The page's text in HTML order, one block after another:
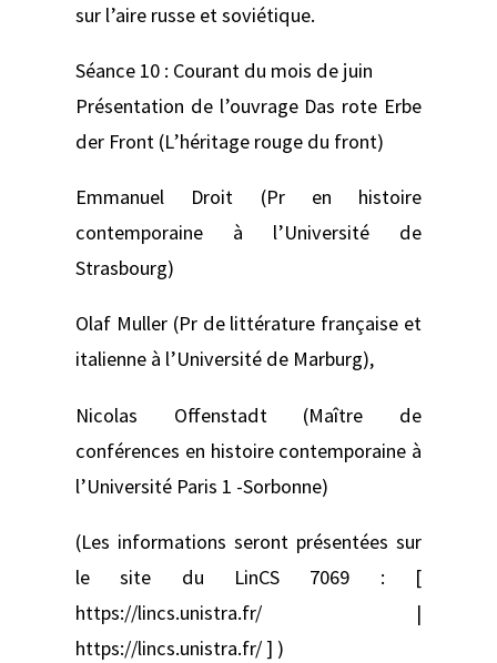
sur l’aire russe et soviétique.
Séance 10 : Courant du mois de juin
Présentation de l’ouvrage Das rote Erbe
der Front (L’héritage rouge du front)
Emmanuel Droit (Pr en histoire
contemporaine à l’Université de
Strasbourg)
Olaf Muller (Pr de littérature française et
italienne à l’Université de Marburg),
Nicolas Offenstadt (Maître de
conférences en histoire contemporaine à
l’Université Paris 1 -Sorbonne)
(Les informations seront présentées sur
le site du LinCS 7069 : [
https://lincs.unistra.fr/ |
https://lincs.unistra.fr/ ] )